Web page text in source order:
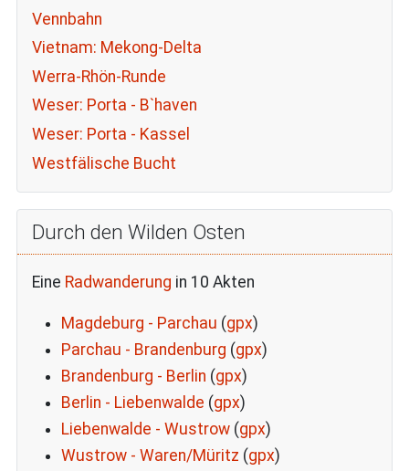
Vennbahn
Vietnam: Mekong-Delta
Werra-Rhön-Runde
Weser: Porta - B`haven
Weser: Porta - Kassel
Westfälische Bucht
Durch den Wilden Osten
Eine Radwanderung in 10 Akten
Magdeburg - Parchau (gpx)
Parchau - Brandenburg (gpx)
Brandenburg - Berlin (gpx)
Berlin - Liebenwalde (gpx)
Liebenwalde - Wustrow(gpx)
Wustrow - Waren/Müritz (gpx)